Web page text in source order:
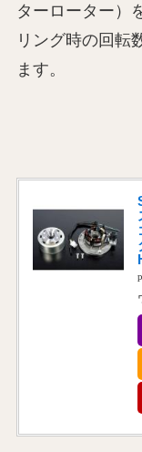
ターローター）
リング時の回転
ます。